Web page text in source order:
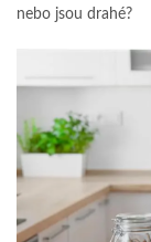
nebo jsou drahé?